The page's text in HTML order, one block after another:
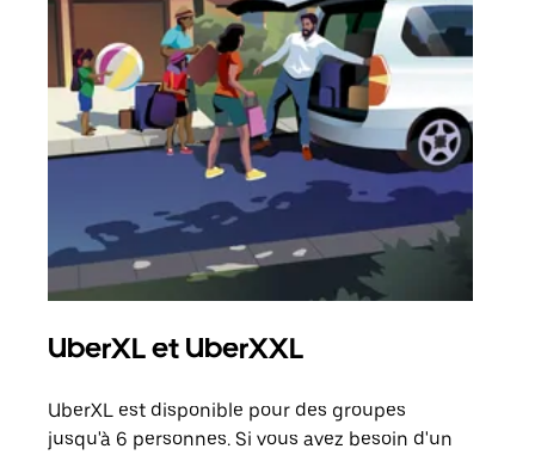
UberXL et UberXXL
UberXL est disponible pour des groupes
jusqu'à 6 personnes. Si vous avez besoin d'un